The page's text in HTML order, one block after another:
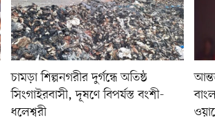
চামড়া শিল্পনগরীর দুর্গন্ধে অতিষ্ঠ
সিংগাইরবাসী, দূষণে বিপর্যস্ত বংশী-
ধলেশ্বরী